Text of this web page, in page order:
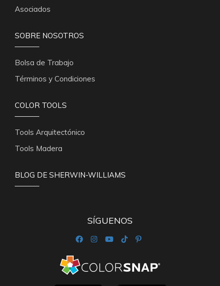
Asociados
SOBRE NOSOTROS
Bolsa de Trabajo
Términos y Condiciones
COLOR TOOLS
Tools Arquitectónico
Tools Madera
BLOG DE SHERWIN-WILLIAMS
SÍGUENOS